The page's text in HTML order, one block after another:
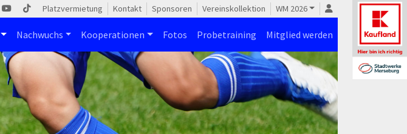
Platzvermietung Kontakt Sponsoren Vereinskollektion WM 2026
Nachwuchs Kooperationen Fotos Probetraining Mitglied werden